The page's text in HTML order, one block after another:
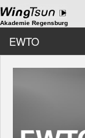
Akademie Regensburg
EWTO
Home